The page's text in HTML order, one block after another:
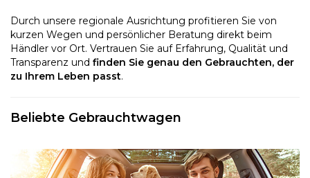
Durch unsere regionale Ausrichtung profitieren Sie von
kurzen Wegen und persönlicher Beratung direkt beim
Händler vor Ort. Vertrauen Sie auf Erfahrung, Qualität und
Transparenz und finden Sie genau den Gebrauchten, der
zu Ihrem Leben passt.
Beliebte Gebrauchtwagen